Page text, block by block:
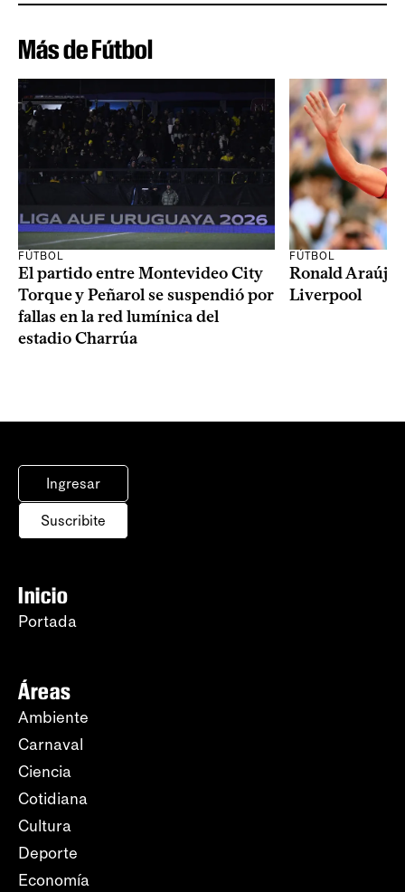
Más de Fútbol
FÚTBOL
El partido entre Montevideo City
Torque y Peñarol se suspendió por
fallas en la red lumínica del
estadio Charrúa
FÚTBOL
Ronald Araújo
Liverpool
Ingresar
Suscribite
Inicio
Portada
Áreas
Ambiente
Carnaval
Ciencia
Cotidiana
Cultura
Deporte
Economía